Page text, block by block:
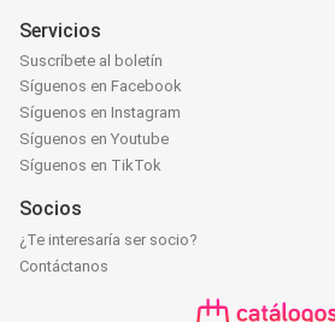
Servicios
Suscríbete al boletín
Síguenos en Facebook
Síguenos en Instagram
Síguenos en Youtube
Síguenos en TikTok
Socios
¿Te interesaría ser socio?
Contáctanos